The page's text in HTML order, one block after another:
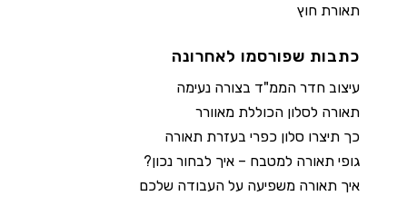
תאורת חוץ
כתבות שפורסמו לאחרונה
עיצוב חדר הממ"ד בצורה נעימה
תאורה לסלון הכוללת מאוורר
כך תיצרו סלון כפרי בעזרת תאורה
גופי תאורה למטבח – איך לבחור נכון?
איך תאורה משפיעה על העבודה שלכם